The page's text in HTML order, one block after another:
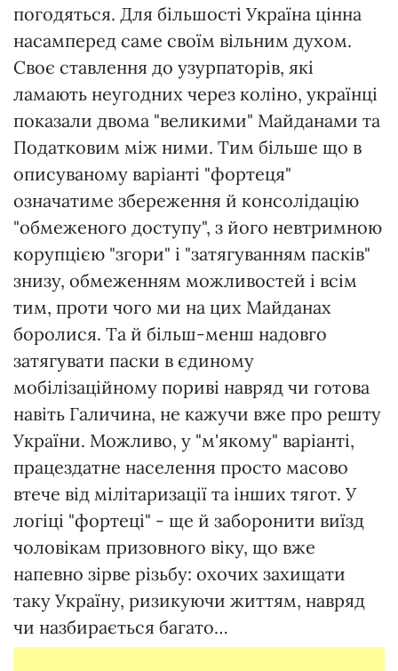
погодяться. Для більшості Україна цінна
насамперед саме своїм вільним духом.
Своє ставлення до узурпаторів, які
ламають неугодних через коліно, українці
показали двома "великими" Майданами та
Податковим між ними. Тим більше що в
описуваному варіанті "фортеця"
означатиме збереження й консолідацію
"обмеженого доступу", з його невтримною
корупцією "згори" і "затягуванням пасків"
знизу, обмеженням можливостей і всім
тим, проти чого ми на цих Майданах
боролися. Та й більш-менш надовго
затягувати паски в єдиному
мобілізаційному пориві навряд чи готова
навіть Галичина, не кажучи вже про решту
України. Можливо, у "м'якому" варіанті,
працездатне населення просто масово
втече від мілітаризації та інших тягот. У
логіці "фортеці" - ще й заборонити виїзд
чоловікам призовного віку, що вже
напевно зірве різьбу: охочих захищати
таку Україну, ризикуючи життям, навряд
чи назбирається багато…